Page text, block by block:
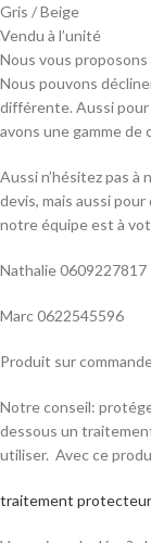
Gris / Beige
Vendu à l’unité
Nous vous proposons
Nous pouvons
différente. Aussi pour
avons une gamme de
Aussi n’hésitez pas à
devis, mais aussi
notre équipe est à
Nathalie 0609227817
Marc 0622545596
Produit sur
Notre conseil:
dessous un
utiliser. Avec ce
traitement